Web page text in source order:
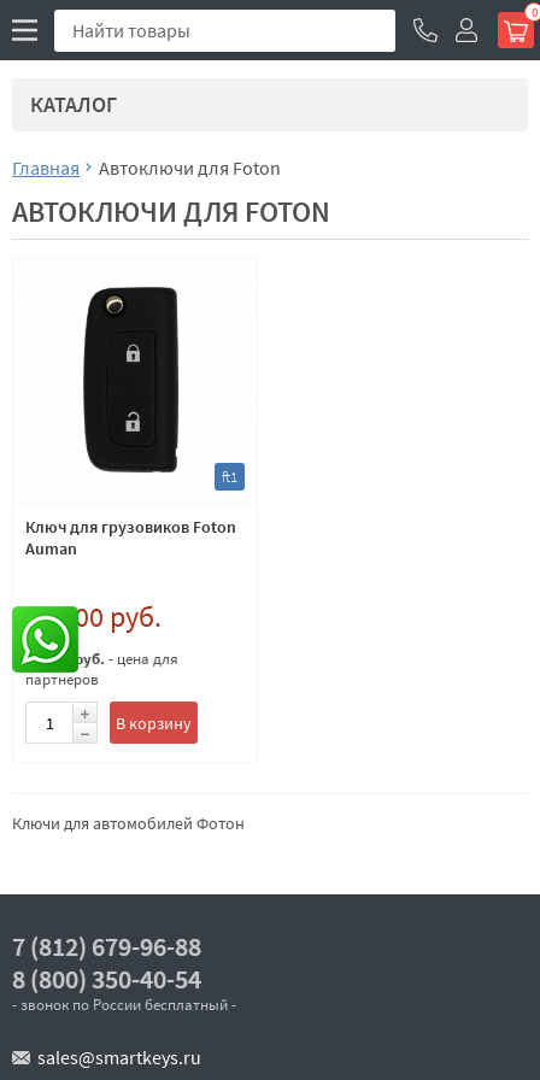
0
КАТАЛОГ
Главная Автоключи для Foton
АВТОКЛЮЧИ ДЛЯ FOTON
ft1
Ключ для грузовиков Foton
Auman
14 000 руб.
13 000 руб. - цена для
партнеров
В корзину
Ключи для автомобилей Фотон
7 (812) 679-96-88
8 (800) 350-40-54
- звонок по России бесплатный -
sales@smartkeys.ru